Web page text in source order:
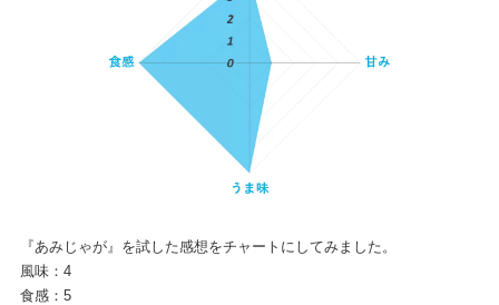
『あみじゃが』を試した感想をチャートにしてみました。
風味：4
食感：5